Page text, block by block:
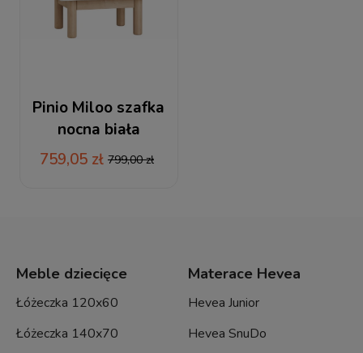
Pinio Miloo szafka
nocna biała
759,05 zł 799,00 zł
Meble dziecięce
Łóżeczka 120x60
Łóżeczka 140x70
Materace Hevea
Hevea Junior
Hevea SnuDo